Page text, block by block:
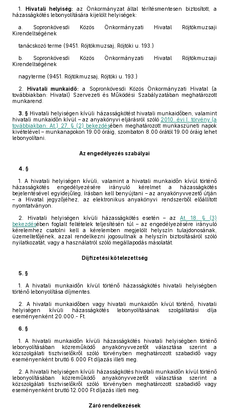
1.
Hivatali helyiség: az Önkormányzat által térítésmentesen biztosított, a
házasságkötés lebonyolítására kijelölt helyiségek:
a. Sopronkövesdi Közös Önkormányzati Hivatal Röjtökmuzsaji
Kirendeltségének
tanácskozó terme (9451. Röjtökmuzsaj, Röjtöki u. 193.)
b. Sopronkövesdi Közös Önkormányzati Hivatal Röjtökmuzsaji
Kirendeltségének
nagyterme (9451. Röjtökmuzsaj, Röjtöki u. 193.)
2.
Hivatali munkaidő:
a Sopronkövesdi Közös Önkormányzati Hivatal (a
továbbiakban: Hivatal) Szervezeti és Működési Szabályzatában meghatározott
munkarend.
3. § Hivatali helyiségen kívüli házasságkötést hivatali munkaidőben, valamint
hivatali munkaidőn kívül – az anyakönyvi eljárásról szóló 2010. évi I. törvény (a
továbbiakban: At.) 27. § (2) bekezdésében meghatározott munkaszüneti napok
kivételével – munkanapokon 19.00 óráig, szombaton 8.00 órától 19.00 óráig lehet
lebonyolítani.
Az engedélyezés szabályai
4. §
1.
A hivatali helyiségen kívüli, valamint a hivatali munkaidőn kívül történő
házasságkötés engedélyezésére irányuló kérelmet a házasságkötés
bejelentésével egyidejűleg, írásban kell benyújtani – az anyakönyvvezető útján
– a Hivatal jegyzőjéhez, az elektronikus anyakönyvi rendszerből előállított
nyomtatványon.
2.
Hivatali helyiségen kívüli házasságkötés esetén – azAt. 18. § (3)
bekezdésében foglalt feltételek teljesítésén túl – az engedélyezésére irányuló
kérelemhez csatolni kell a kérelemben megjelölt helyszín tulajdonosának,
üzemeltetőjének, azzal rendelkezni jogosultnak a helyszín biztosításáról szóló
nyilatkozatát, vagy a használatról szóló megállapodás másolatát.
Díjfizetési kötelezettség
5. §
1.
A hivatali munkaidőn kívül történő házasságkötés hivatali helyiségben
történő lebonyolítása díjmentes.
2.
A hivatali munkaidőben vagy hivatali munkaidőn kívül történő, hivatali
helyiségen kívüli házasságkötés lebonyolításának szolgáltatási díja
eseményenként 20.000.- Ft.
6. §
1.
A hivatali munkaidőn kívüli házasságkötés hivatali helyiségben történő
lebonyolításában közreműködő anyakönyvvezetőt választása szerint a
közszolgálati tisztviselőkről szóló törvényben meghatározott szabadidő vagy
eseményenként bruttó 6.000 Ft díjazás illeti meg.
2. A hivatali helyiségen kívüli házasságkötés hivatali munkaidőn kívül történő
lebonyolításában közreműködő anyakönyvvezetőt választása szerint a
közszolgálati tisztviselőkről szóló törvényben meghatározott szabadidő vagy
eseményenként bruttó 12.000 Ft díjazás illeti meg.
Záró rendelkezések